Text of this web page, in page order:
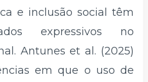
e inclusão social têm
expressivos no
Antunes et al. (2025)
em que o uso de